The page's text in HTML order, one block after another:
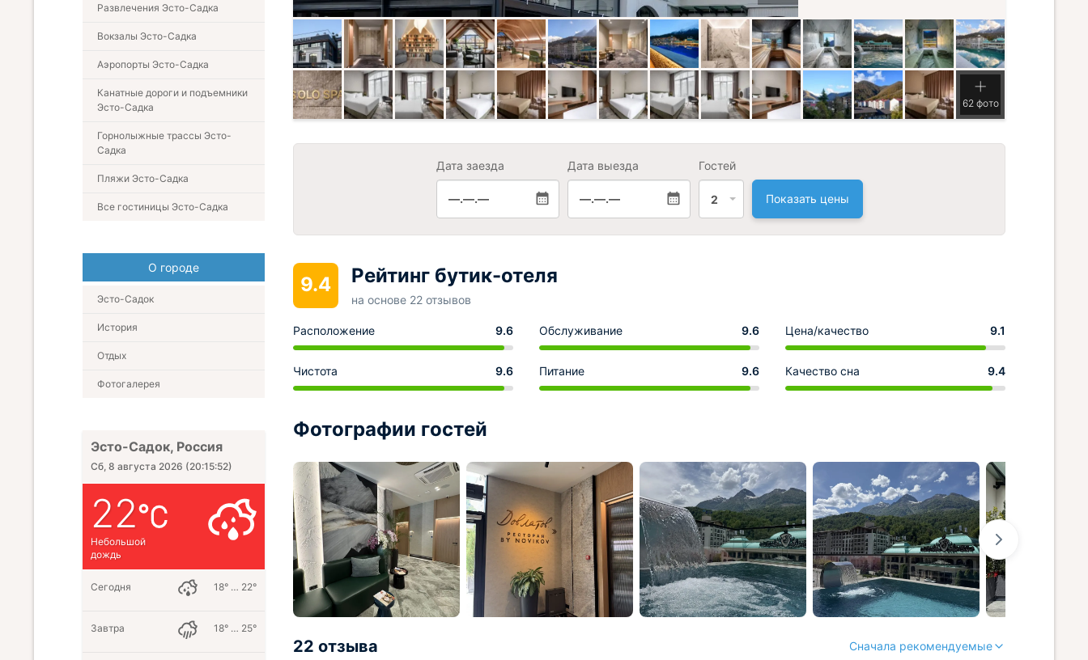
62 фото
Дата заезда
—.—.—
Дата выезда
—.—.—
Гостей
2 Показать цены
9.4 Рейтинг бутик-отеля
на основе 22 отзывов
Расположение 9.6 Обслуживание 9.6 Цена/качество 9.1
Чистота 9.6 Питание 9.6 Качество сна 9.4
Фотографии гостей
22 отзыва Сначала рекомендуемые
Развлечения Эсто-Садка
Вокзалы Эсто-Садка
Аэропорты Эсто-Садка
Канатные дороги и подъемники
Эсто-Садка
Горнолыжные трассы Эсто-
Садка
Пляжи Эсто-Садка
Все гостиницы Эсто-Садка
О городе
Эсто-Садок
История
Отдых
Фотогалерея
Эсто-Садок, Россия
Сб, 8 августа 2026 (20:15:54)
22
Небольшой
дождь
Сегодня 18° … 22°
Завтра 18° … 25°